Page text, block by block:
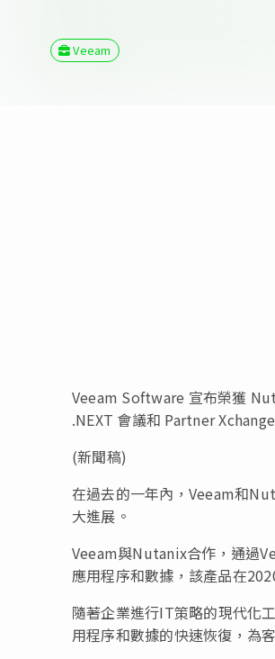
Veeam
Veeam Software 宣布榮獲
.NEXT 會議和 Partner
(新聞稿)
在過去的一年內，Veeam和
大進展。
Veeam與Nutanix合作，通過
應用程序和數據，該產品在
隨著企業進行IT策略的現代化
用程序和數據的快速恢復，為